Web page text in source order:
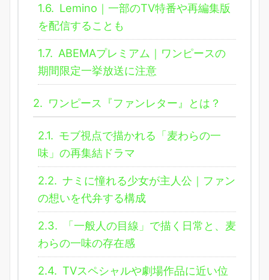
1.6. Lemino｜一部のTV特番や再編集版
を配信することも
1.7. ABEMAプレミアム｜ワンピースの
期間限定一挙放送に注意
2. ワンピース『ファンレター』とは？
2.1. モブ視点で描かれる「麦わらの一
味」の再集結ドラマ
2.2. ナミに憧れる少女が主人公｜ファン
の想いを代弁する構成
2.3.
「一般人の目線」で描く日常と、麦
わらの一味の存在感
2.4. TVスペシャルや劇場作品に近い位